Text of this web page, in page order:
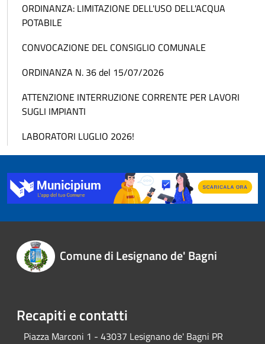
ORDINANZA: LIMITAZIONE DELL'USO DELL'ACQUA
POTABILE
CONVOCAZIONE DEL CONSIGLIO COMUNALE
ORDINANZA N. 36 del 15/07/2026
ATTENZIONE INTERRUZIONE CORRENTE PER LAVORI
SUGLI IMPIANTI
LABORATORI LUGLIO 2026!
Comune di Lesignano de' Bagni
Recapiti e contatti
Piazza Marconi 1 - 43037 Lesignano de' Bagni PR